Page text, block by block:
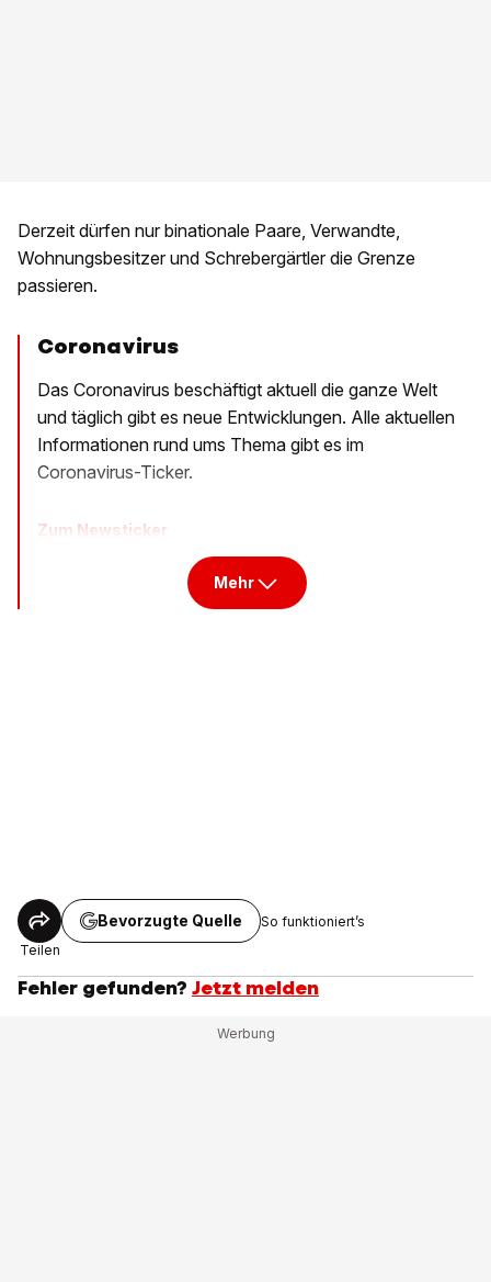
Derzeit dürfen nur binationale Paare, Verwandte,
Wohnungsbesitzer und Schrebergärtler die Grenze
passieren.
Coronavirus
Das Coronavirus beschäftigt aktuell die ganze Welt
und täglich gibt es neue Entwicklungen. Alle aktuellen
Informationen rund ums Thema gibt es im
Coronavirus-Ticker.
Zum Newsticker
Mehr
Teilen
Bevorzugte Quelle So funktioniert’s
Fehler gefunden? Jetzt melden